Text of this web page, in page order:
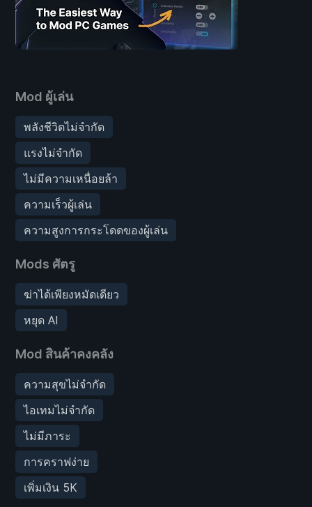
Mod ผู้เล่น
พลังชีวิตไม่จำกัด
แรงไม่จำกัด
ไม่มีความเหนื่อยล้า
ความเร็วผู้เล่น
ความสูงการกระโดดของผู้เล่น
Mods ศัตรู
ฆ่าได้เพียงหมัดเดียว
หยุด AI
Mod สินค้าคงคลัง
ความสุขไม่จำกัด
ไอเทมไม่จำกัด
ไม่มีภาระ
การคราฟง่าย
เพิ่มเงิน 5K